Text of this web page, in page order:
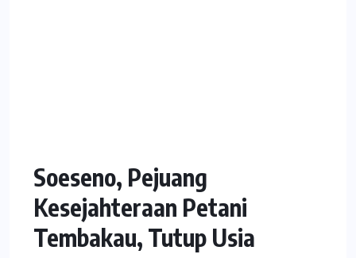
Soeseno, Pejuang
Kesejahteraan Petani
Tembakau, Tutup Usia